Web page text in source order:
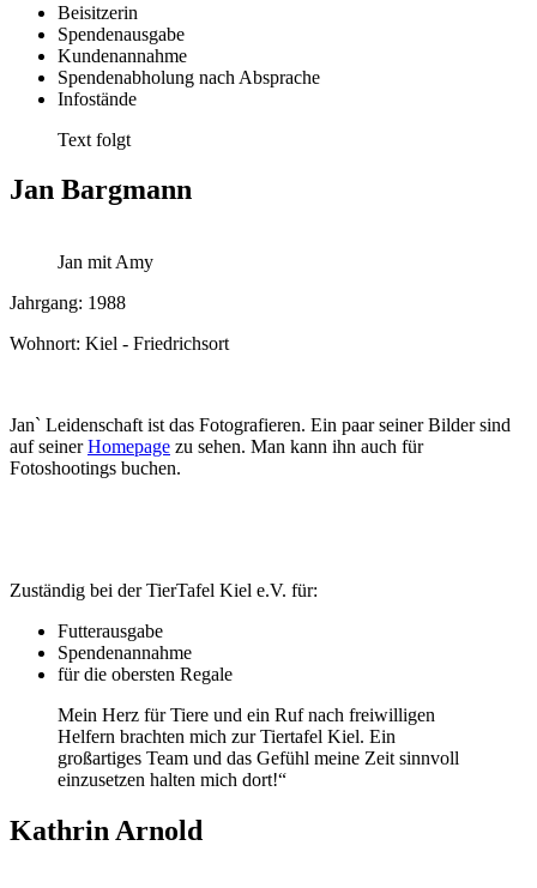
Beisitzerin
Spendenausgabe
Kundenannahme
Spendenabholung nach Absprache
Infostände
Text folgt
Jan Bargmann
Jan mit Amy
Jahrgang: 1988
Wohnort: Kiel - Friedrichsort
Jan` Leidenschaft ist das Fotografieren. Ein paar seiner Bilder sind
auf seinerHomepage zu sehen. Man kann ihn auch für
Fotoshootings buchen.
Zuständig bei der TierTafel Kiel e.V. für:
Futterausgabe
Spendenannahme
für die obersten Regale
Mein Herz für Tiere und ein Ruf nach freiwilligen
Helfern brachten mich zur Tiertafel Kiel. Ein
großartiges Team und das Gefühl meine Zeit sinnvoll
einzusetzen halten mich dort!“
Kathrin Arnold